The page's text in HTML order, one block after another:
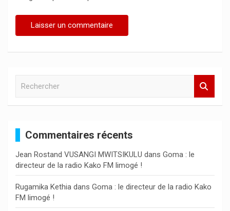
c
h
e
r
Commentaires récents
Jean Rostand VUSANGI MWITSIKULU dans Goma : le
directeur de la radio Kako FM limogé !
Rugamika Kethia dans Goma : le directeur de la radio Kako
FM limogé !